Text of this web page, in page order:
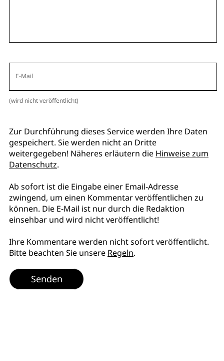
E-Mail
(wird nicht veröffentlicht)
Zur Durchführung dieses Service werden Ihre Daten
gespeichert. Sie werden nicht an Dritte
weitergegeben! Näheres erläutern die Hinweise zum
Datenschutz.
Ab sofort ist die Eingabe einer Email-Adresse
zwingend, um einen Kommentar veröffentlichen zu
können. Die E-Mail ist nur durch die Redaktion
einsehbar und wird nicht veröffentlicht!
Ihre Kommentare werden nicht sofort veröffentlicht.
Bitte beachten Sie unsere Regeln.
Senden